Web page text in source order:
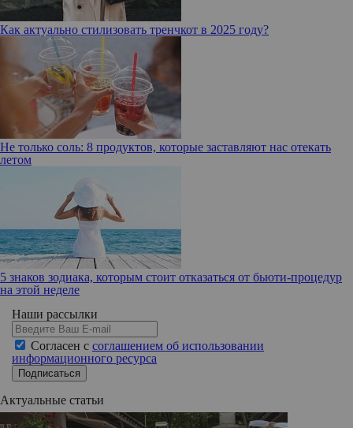
Как актуально стилизовать тренчкот в 2025 году?
Не только соль: 8 продуктов, которые заставляют нас отекать
летом
5 знаков зодиака, которым стоит отказаться от бьюти-процедур
на этой неделе
Наши рассылки
Согласен с соглашением об использовании
информационного ресурса
Подписаться
Актуальные статьи